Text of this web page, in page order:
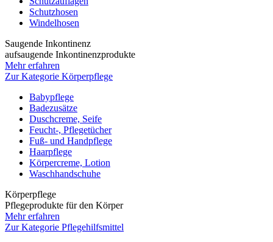
Schutzhosen
Windelhosen
Saugende Inkontinenz
aufsaugende Inkontinenzprodukte
Mehr erfahren
Zur Kategorie Körperpflege
Babypflege
Badezusätze
Duschcreme, Seife
Feucht-, Pflegetücher
Fuß- und Handpflege
Haarpflege
Körpercreme, Lotion
Waschhandschuhe
Körperpflege
Pflegeprodukte für den Körper
Mehr erfahren
Zur Kategorie Pflegehilfsmittel